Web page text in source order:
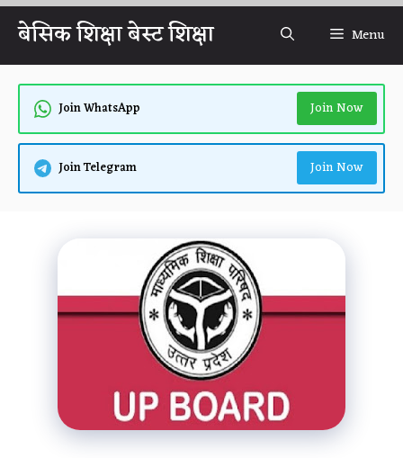
Skip
content
बेसिक शिक्षा बेस्ट शिक्षा Menu
Join WhatsApp Join Now
Join Telegram Join Now